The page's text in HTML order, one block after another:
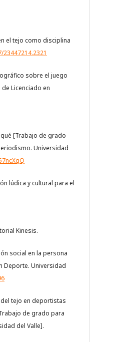
el tejo como disciplina
sobre el juego
Licenciado en
[Trabajo de grado
Universidad
lúdica y cultural para el
Kinesis.
social en la persona
Deporte. Universidad
del tejo en deportistas
de grado para
del Valle].